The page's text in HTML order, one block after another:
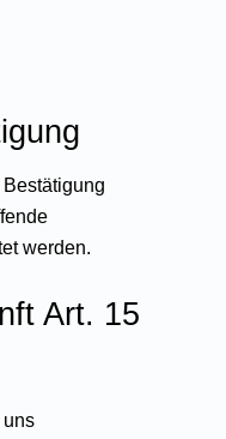
werden.
Art. 15
uns